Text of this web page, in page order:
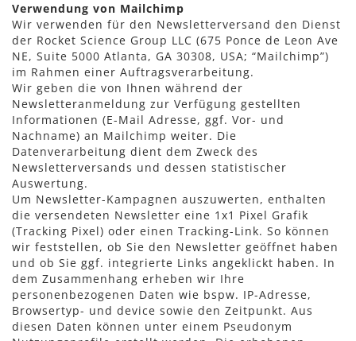
Verwendung von Mailchimp
Wir verwenden für den Newsletterversand den Dienst
der Rocket Science Group LLC (675 Ponce de Leon Ave
NE, Suite 5000 Atlanta, GA 30308, USA; “Mailchimp”)
im Rahmen einer Auftragsverarbeitung.
Wir geben die von Ihnen während der
Newsletteranmeldung zur Verfügung gestellten
Informationen (E-Mail Adresse, ggf. Vor- und
Nachname) an Mailchimp weiter. Die
Datenverarbeitung dient dem Zweck des
Newsletterversands und dessen statistischer
Auswertung.
Um Newsletter-Kampagnen auszuwerten, enthalten
die versendeten Newsletter eine 1x1 Pixel Grafik
(Tracking Pixel) oder einen Tracking-Link. So können
wir feststellen, ob Sie den Newsletter geöffnet haben
und ob Sie ggf. integrierte Links angeklickt haben. In
dem Zusammenhang erheben wir Ihre
personenbezogenen Daten wie bspw. IP-Adresse,
Browsertyp- und device sowie den Zeitpunkt. Aus
diesen Daten können unter einem Pseudonym